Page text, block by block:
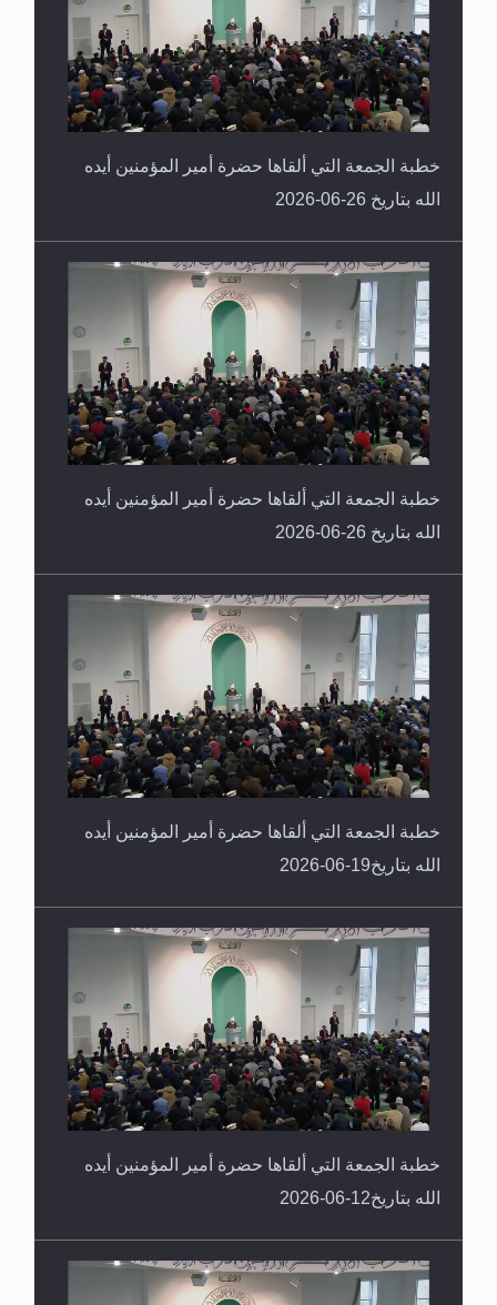
خطبة الجمعة التي ألقاها حضرة أمير المؤمنين أيده
الله بتاريخ 26-06-2026
خطبة الجمعة التي ألقاها حضرة أمير المؤمنين أيده
الله بتاريخ 26-06-2026
خطبة الجمعة التي ألقاها حضرة أمير المؤمنين أيده
الله بتاريخ19-06-2026
خطبة الجمعة التي ألقاها حضرة أمير المؤمنين أيده
الله بتاريخ12-06-2026